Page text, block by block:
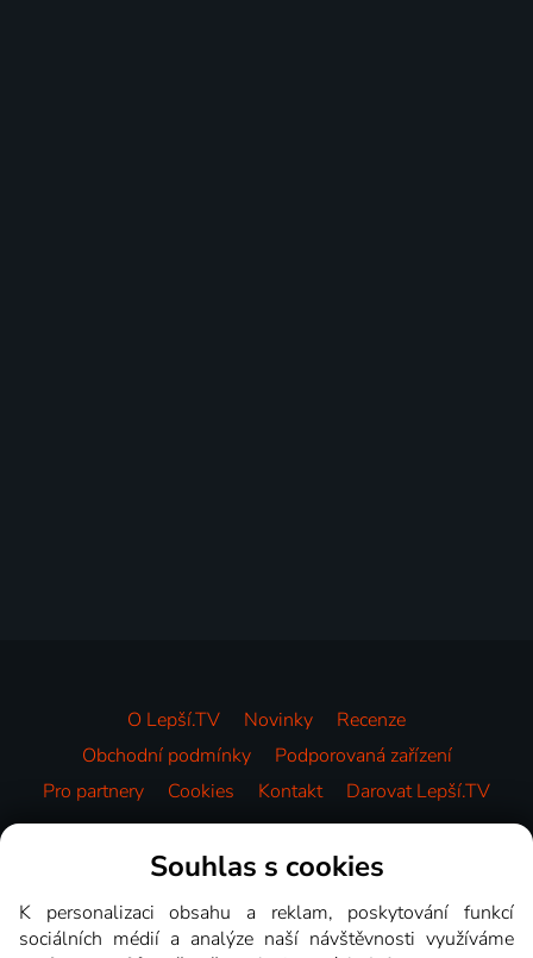
O Lepší.TV Novinky
Recenze
Obchodní podmínky
Podporovaná zařízení
Pro partnery
Cookies Kontakt Darovat Lepší.TV
Videotéka
Souhlas s cookies
K personalizaci obsahu a reklam, poskytování funkcí
sociálních médií a analýze naší návštěvnosti využíváme